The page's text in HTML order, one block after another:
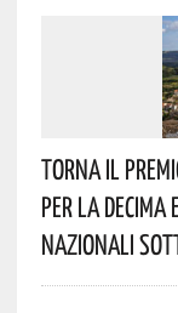
Torna Il
Per La
Nazionali